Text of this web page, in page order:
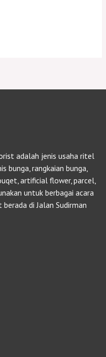
adalah jenis usaha ritel
bunga, rangkaian bunga,
artificial flower, parcel,
untuk berbagai acara
di Jalan Sudirman